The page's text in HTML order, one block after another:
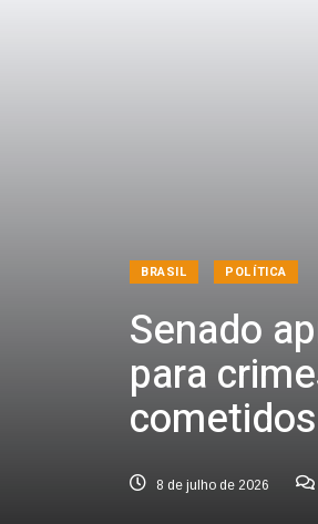
BRASIL POLÍTICA
Senado
para
8 de julho de 2026